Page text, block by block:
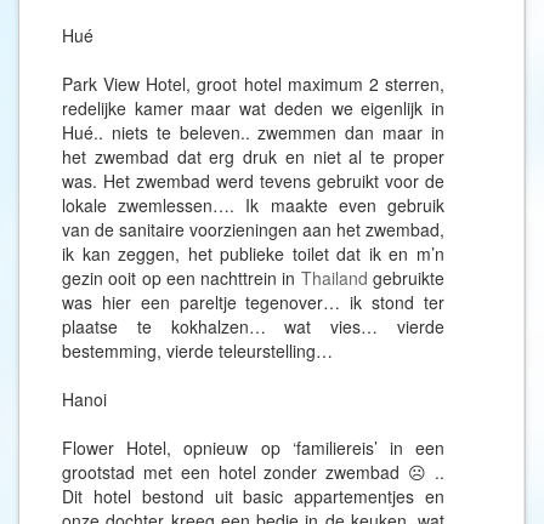
Hué
Park View Hotel, groot hotel maximum 2 sterren,
redelijke kamer maar wat deden we eigenlijk in
Hué.. niets te beleven.. zwemmen dan maar in
het zwembad dat erg druk en niet al te proper
was. Het zwembad werd tevens gebruikt voor de
lokale zwemlessen…. Ik maakte even gebruik
van de sanitaire voorzieningen aan het zwembad,
ik kan zeggen, het publieke toilet dat ik en m’n
gezin ooit op een nachttrein in Thailand gebruikte
was hier een pareltje tegenover… ik stond ter
plaatse te kokhalzen… wat vies… vierde
bestemming, vierde teleurstelling…
Hanoi
Flower Hotel, opnieuw op ‘familiereis’ in een
grootstad met een hotel zonder zwembad ☹ ..
Dit hotel bestond uit basic appartementjes en